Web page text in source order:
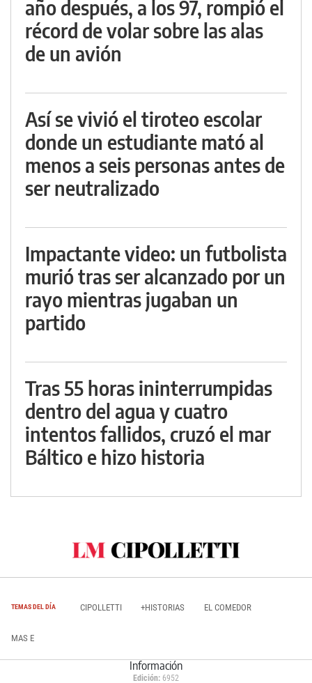
año después, a los 97, rompió el
récord de volar sobre las alas
de un avión
Así se vivió el tiroteo escolar
donde un estudiante mató al
menos a seis personas antes de
ser neutralizado
Impactante video: un futbolista
murió tras ser alcanzado por un
rayo mientras jugaban un
partido
Tras 55 horas ininterrumpidas
dentro del agua y cuatro
intentos fallidos, cruzó el mar
Báltico e hizo historia
TEMAS DEL DÍA CIPOLLETTI +HISTORIAS EL COMEDOR
MAS E
Información
Edición: 6952